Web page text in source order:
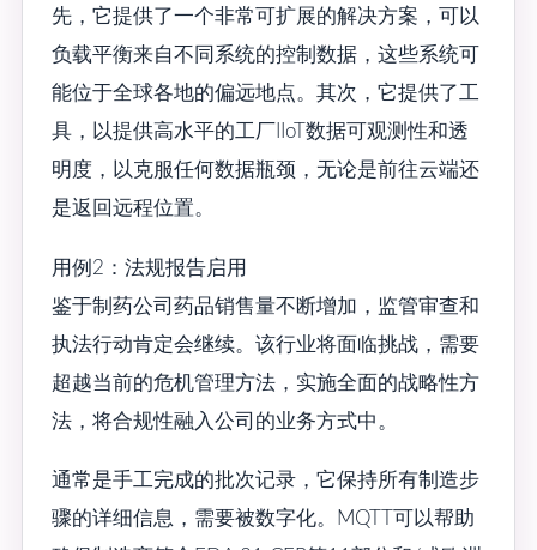
先，它提供了一个非常可扩展的解决方案，可以
负载平衡来自不同系统的控制数据，这些系统可
能位于全球各地的偏远地点。其次，它提供了工
具，以提供高水平的工厂IIoT数据可观测性和透
明度，以克服任何数据瓶颈，无论是前往云端还
是返回远程位置。
用例2：法规报告启用
鉴于制药公司药品销售量不断增加，监管审查和
执法行动肯定会继续。该行业将面临挑战，需要
超越当前的危机管理方法，实施全面的战略性方
法，将合规性融入公司的业务方式中。
通常是手工完成的批次记录，它保持所有制造步
骤的详细信息，需要被数字化。MQTT可以帮助